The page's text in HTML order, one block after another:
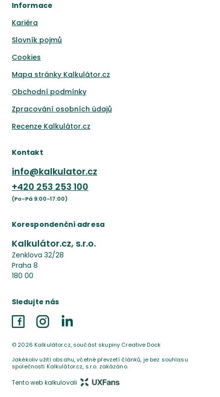
Informace
Kariéra
Slovník pojmů
Cookies
Mapa stránky Kalkulátor.cz
Obchodní podmínky
Zpracování osobních údajů
Recenze Kalkulátor.cz
Kontakt
info@kalkulator.cz
+420 253 253 100
(Po-Pá 9:00-17:00)
Korespondenční adresa
Kalkulátor.cz, s.r.o.
Zenklova 32/28
Praha 8
180 00
Sledujte nás
FacebookInstagramLinkedIn
© 2026 Kalkulátor.cz, součást skupiny Creative Dock
Jakékoliv užití obsahu, včetně převzetí článků, je bez souhlasu
společnosti Kalkulátor.cz, s.r.o. zakázáno.
Tento web kalkulovali